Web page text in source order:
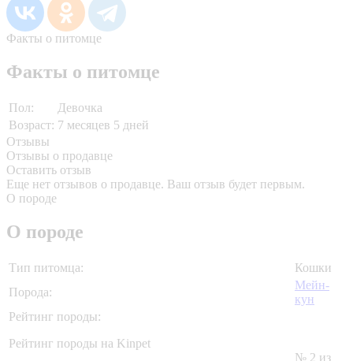
Факты о питомце
Факты о питомце
Пол:
Девочка
Возраст: 7 месяцев 5 дней
Отзывы
Отзывы о продавце
Оставить отзыв
Еще нет отзывов о продавце. Ваш отзыв будет первым.
О породе
О породе
Тип питомца:
Кошки
Порода:
Мейн-
кун
Рейтинг породы:
Рейтинг породы на Kinpet
№ 2 из